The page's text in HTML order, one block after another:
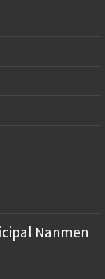
Nanmen